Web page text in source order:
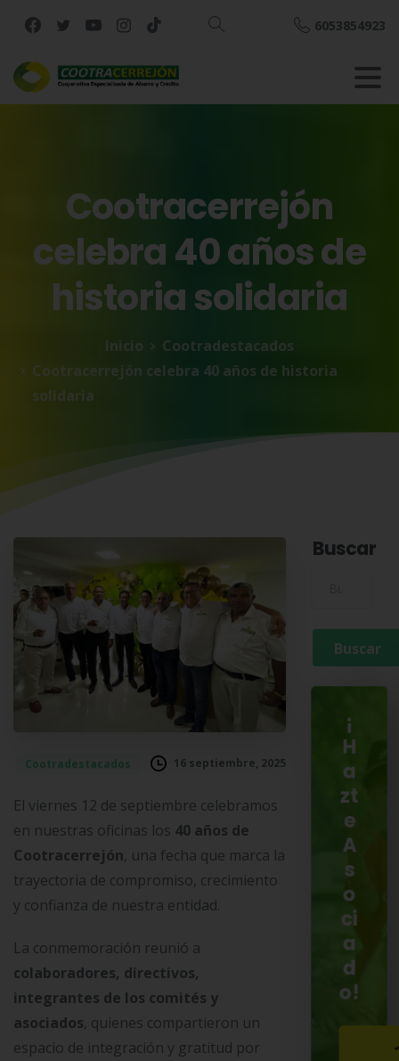
Buscar
6053854923
Cootracerrejón
celebra40añosde
historiasolidaria
Inicio
Cootradestacados
Cootracerrejón celebra 40 años de historia
solidaria
Cootradestacados 16 septiembre, 2025
El viernes 12 de septiembre celebramos
en nuestras oficinas los 40 años de
Cootracerrejón, una fecha que marca la
trayectoria de compromiso, crecimiento
y confianza de nuestra entidad.
La conmemoración reunió a
colaboradores, directivos,
integrantes de los comités y
asociados, quienes compartieron un
espacio de integración y gratitud por
Buscar
¡
H
a
zt
e
A
s
o
ci
a
d
o!